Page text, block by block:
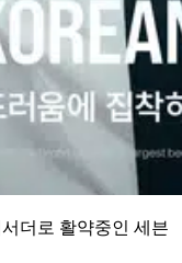
더로 활약중인 세븐